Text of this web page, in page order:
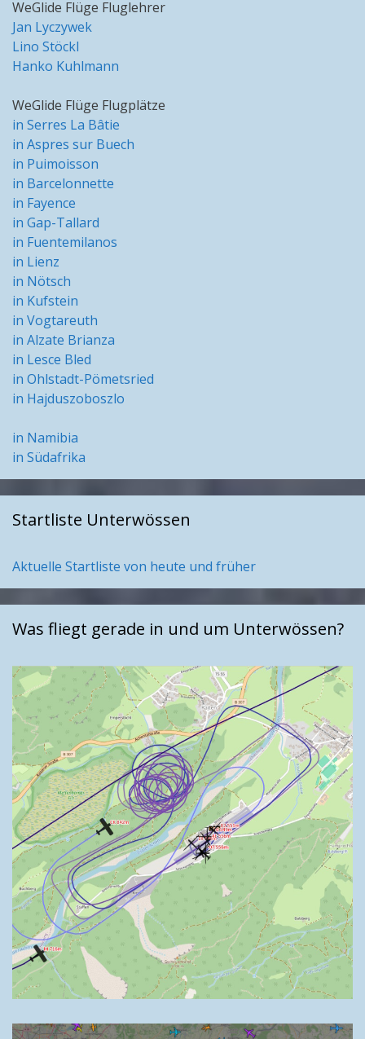
WeGlide Flüge Fluglehrer
Jan Lyczywek
Lino Stöckl
Hanko Kuhlmann
WeGlide Flüge Flugplätze
in Serres La Bâtie
in Aspres sur Buech
in Puimoisson
in Barcelonnette
in Fayence
in Gap-Tallard
in Fuentemilanos
in Lienz
in Nötsch
in Kufstein
in Vogtareuth
in Alzate Brianza
in Lesce Bled
in Ohlstadt-Pömetsried
in Hajduszoboszlo
in Namibia
in Südafrika
Startliste Unterwössen
Aktuelle Startliste von heute und früher
Was fliegt gerade in und um Unterwössen?